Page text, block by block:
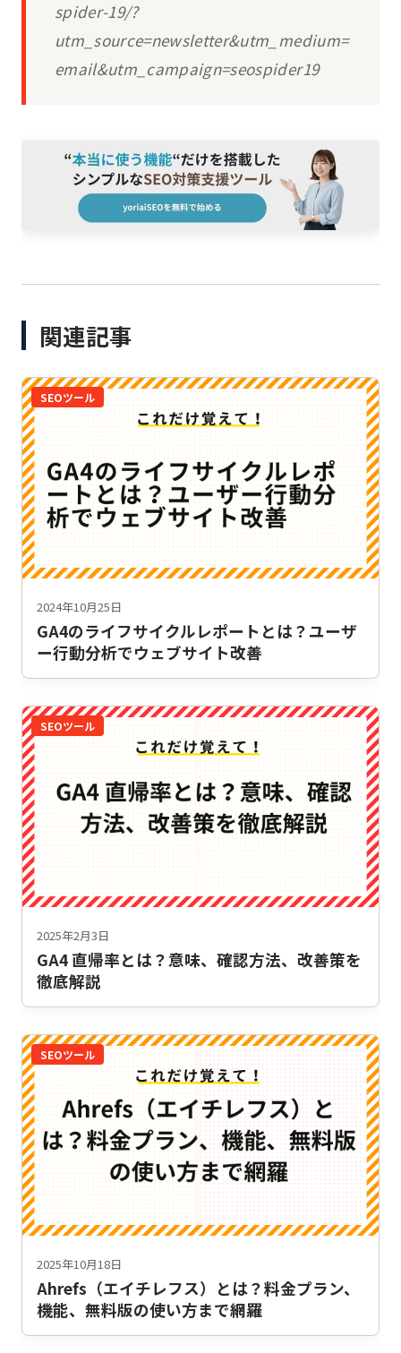
spider-19/?
utm_source=newsletter&utm_medium=
email&utm_campaign=seospider19
関連記事
SEOツール
2024年10月25日
GA4のライフサイクルレポートとは？ユーザ
ー行動分析でウェブサイト改善
SEOツール
2025年2月3日
GA4 直帰率とは？意味、確認方法、改善策を
徹底解説
SEOツール
2025年10月18日
Ahrefs（エイチレフス）とは？料金プラン、
機能、無料版の使い方まで網羅